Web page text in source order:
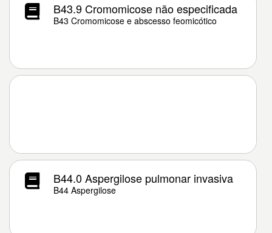
B43.9 Cromomicose não especificada
B43 Cromomicose e abscesso feomicótico
B44.0 Aspergilose pulmonar invasiva
B44 Aspergilose